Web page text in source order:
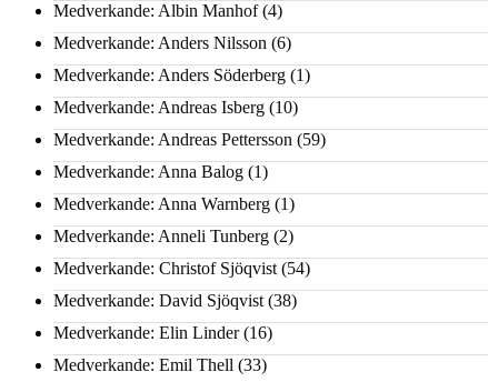
Medverkande: Albin Manhof(4)
Medverkande: Anders Nilsson (6)
Medverkande: Anders Söderberg (1)
Medverkande: Andreas Isberg (10)
Medverkande: Andreas Pettersson (59)
Medverkande: Anna Balog (1)
Medverkande: Anna Warnberg (1)
Medverkande: Anneli Tunberg (2)
Medverkande: Christof Sjöqvist (54)
Medverkande: David Sjöqvist (38)
Medverkande: Elin Linder(16)
Medverkande: Emil Thell (33)